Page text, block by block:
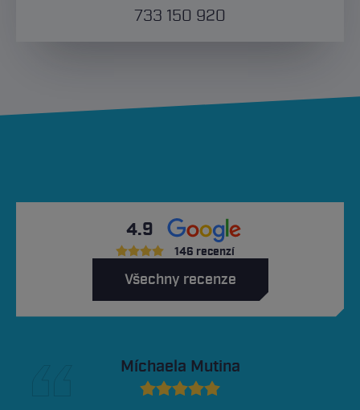
733 150 920
4.9
146 recenzí
Všechny recenze
Míchaela Mutina